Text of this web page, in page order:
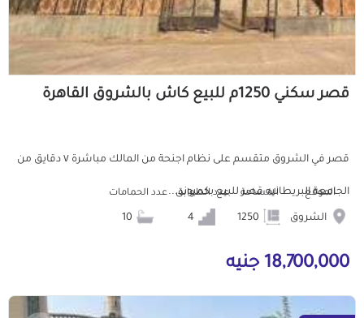
قصر سكني 1250م للبيع كاش بالشروق القاهرة
قصر في الشروق متقسم على نظام اجنحة من المالك مباشرة ٧ دقايق من
الجامعة البريطانيه قصر للبيع بكمبوند...
الموقع
الشروق
المساحة عدد الطوابق عدد الحمامات
18,700,000 جنيه